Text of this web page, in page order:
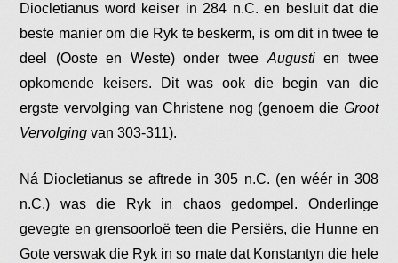
Diocletianus word keiser in 284 n.C. en besluit dat die
beste manier om die Ryk te beskerm, is om dit in twee te
deel (Ooste en Weste) onder twee Augustien twee
opkomende keisers. Dit was ook die begin van die
ergste vervolging van Christene nog (genoem die Groot
Vervolging van 303-311).
Ná Diocletianus se aftrede in 305 n.C. (en wéér in 308
n.C.) was die Ryk in chaos gedompel. Onderlinge
gevegte en grensoorloë teen die Persiërs, die Hunne en
Gote verswak die Ryk in so mate dat Konstantyn die hele